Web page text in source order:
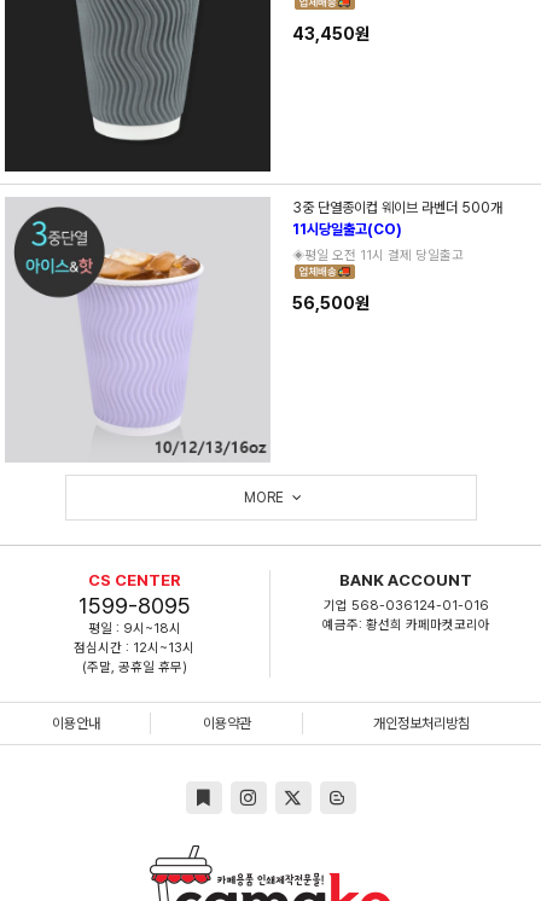
43,450원
3중 단열종이컵 웨이브 라벤더 500개
11시당일출고(CO)
◈평일 오전 11시 결제 당일출고
56,500원
MORE
CS CENTER
1599-8095
평일 : 9시~18시
점심시간 : 12시~13시
(주말, 공휴일 휴무)
BANK ACCOUNT
기업 568-036124-01-016
예금주: 황선희 카페마켓코리아
이용안내 이용약관 개인정보처리방침